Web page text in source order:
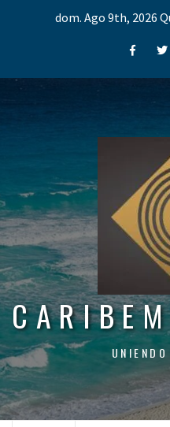
dom. Ago 9th, 2026
Facebook